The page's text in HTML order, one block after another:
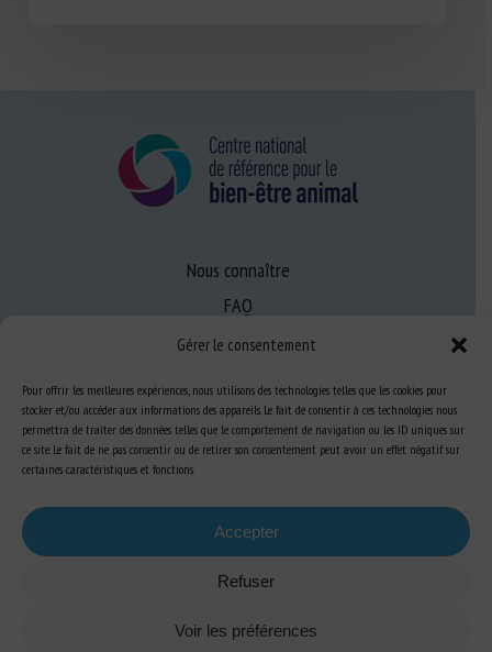
Gérer le consentement
Pour offrir les meilleures expériences, nous utilisons des technologies telles que les cookies pour
stocker et/ou accéder aux informations des appareils. Le fait de consentir à ces technologies nous
permettra de traiter des données telles que le comportement de navigation ou les ID uniques sur
ce site. Le fait de ne pas consentir ou de retirer son consentement peut avoir un effet négatif sur
certaines caractéristiques et fonctions.
Accepter
Refuser
Voir les préférences
Nous connaître
FAQ
Expertise
S’informer sur le BEA
Se former au BEA
Ressources
S’abonner aux actualités